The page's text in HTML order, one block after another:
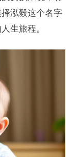
泓毅这个名字
生旅程。